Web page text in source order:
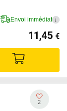
Envoi immédiat i
11,45 €
2